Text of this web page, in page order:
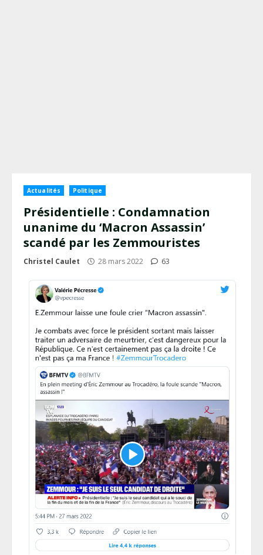
Actualités Politique
Présidentielle : Condamnation
unanime du ‘Macron Assassin’
scandé par les Zemmouristes
Christel Caulet 28 mars 2022 63